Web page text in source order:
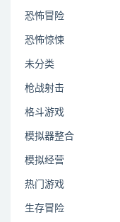
恐怖冒险
恐怖惊悚
未分类
枪战射击
格斗游戏
模拟器整合
模拟经营
热门游戏
生存冒险